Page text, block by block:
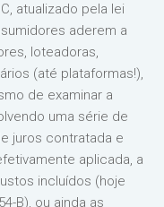
atualizado pela lei
aderem a
loteadoras,
(até plataformas!),
de examinar a
uma série de
juros contratada e
aplicada, a
incluídos (hoje
B), ou ainda as